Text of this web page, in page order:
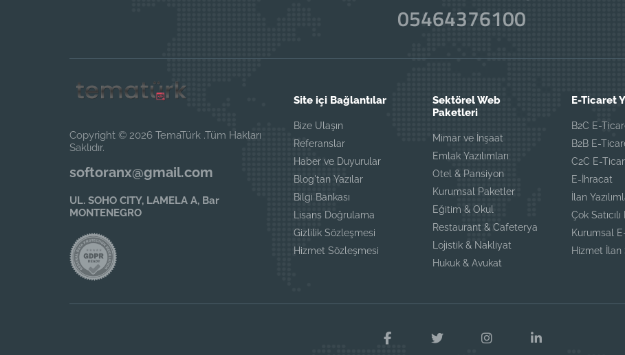
05464376100
Copyright © 2026 TemaTürk .Tüm Hakları
Saklıdır.
softoranx@gmail.com
UL. SOHO CITY, LAMELA A, Bar
MONTENEGRO
Site içi Bağlantılar
Bize Ulaşın
Referanslar
Haber ve Duyurular
Blog'tan Yazılar
Bilgi Bankası
Lisans Doğrulama
Gizlilik Sözleşmesi
Hizmet Sözleşmesi
Sektörel Web
Paketleri
Mimar ve İnşaat
Emlak Yazılımları
Otel & Pansiyon
Kurumsal Paketler
Eğitim & Okul
Restaurant & Cafeterya
Lojistik & Nakliyat
Hukuk & Avukat
E-Ticaret
B2C E-
B2B E-
C2C E-
E-İhracat
İlan
Çok
Kurumsal
Hizmet İlan